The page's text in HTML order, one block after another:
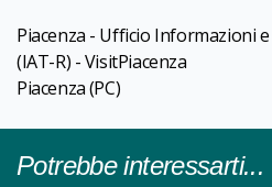
Piacenza - Ufficio Informazioni
(IAT-R) - VisitPiacenza
Piacenza(PC)
Potrebbe interessarti...